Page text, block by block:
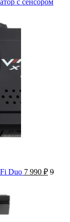
с сенсором
Duo 7 990 ₽ 9